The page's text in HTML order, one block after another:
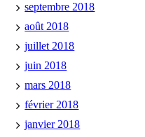
septembre 2018
août 2018
juillet 2018
juin 2018
mars 2018
février 2018
janvier 2018